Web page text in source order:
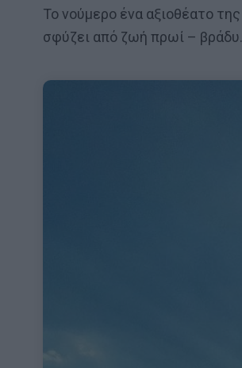
Το νούμερο ένα αξιοθέατο
σφύζει από ζωή πρωί – βράδυ.